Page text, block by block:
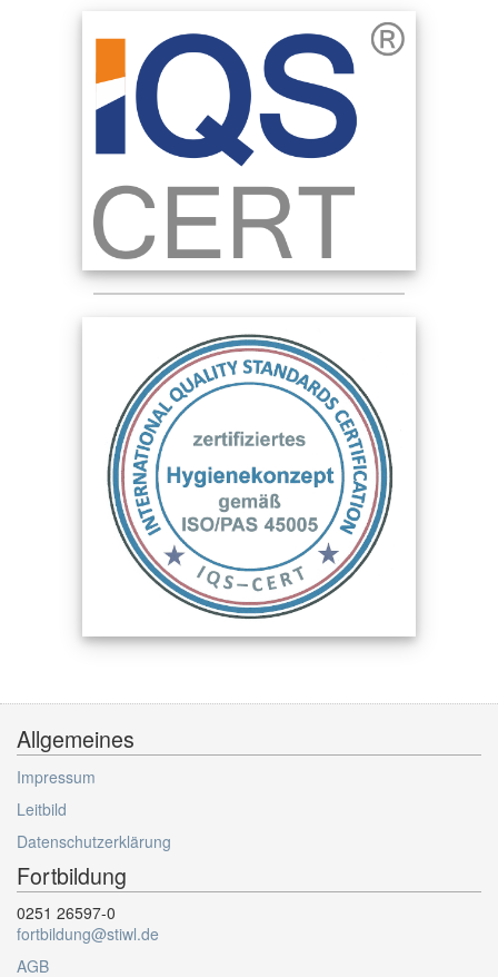
Allgemeines
Impressum
Leitbild
Datenschutzerklärung
Fortbildung
0251 26597-0
fortbildung@stiwl.de
AGB